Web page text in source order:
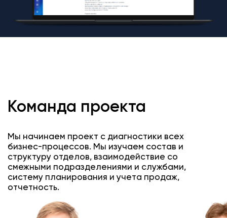
Команда проекта
Мы начинаем проект с диагностики всех
бизнес-процессов. Мы изучаем состав и
структуру отделов, взаимодействие со
смежными подразделениями и службами,
систему планирования и учета продаж,
отчетность.